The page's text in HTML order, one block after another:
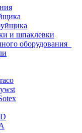
и шпаклевки
оборудования